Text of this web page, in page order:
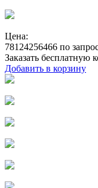
Цена:
78124256466 по
Заказать бесплатную
Добавить в корзину